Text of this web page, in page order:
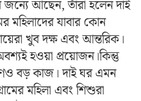
জন্যে আছেন, তাঁরা হলেন দাই
মহিলাদের যাবার কোন
খুব দক্ষ এবং আন্তরিক।
হওয়া প্রয়োজন।কিন্তু
বড় কাজ। দাই ঘর এমন
মহিলা এবং শিশুরা